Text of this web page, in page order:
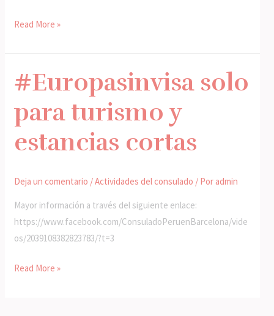
Read More »
#Europasinvisa solo
para turismo y
estancias cortas
Deja un comentario /Actividades del consulado / Por admin
Mayor información a través del siguiente enlace:
https://www.facebook.com/ConsuladoPeruenBarcelona/vide
os/2039108382823783/?t=3
#Europasinvisa
solo
para
turismo
y
Read More »